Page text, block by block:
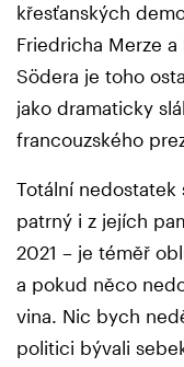
křesťanských
Friedricha Merze
Södera je toho
jako dramaticky
francouzského
Totální
patrný i z jejích
2021 – je téměř
a pokud něco
vina. Nic bych
politici bývali